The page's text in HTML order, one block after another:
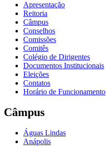
Apresentação
Reitoria
Câmpus
Conselhos
Comissões
Comitês
Colégio de Dirigentes
Documentos Institucionais
Eleições
Contatos
Horário de Funcionamento
Câmpus
Águas Lindas
Anápolis